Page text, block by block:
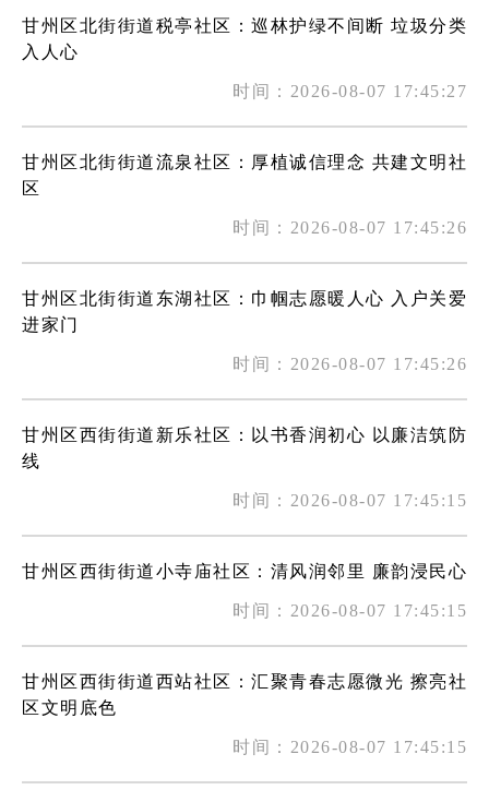
甘州区北街街道税亭社区：巡林护绿不间断 垃圾分类
入人心
时间：2026-08-07 17:45:27
甘州区北街街道流泉社区：厚植诚信理念 共建文明社
区
时间：2026-08-07 17:45:26
甘州区北街街道东湖社区：巾帼志愿暖人心 入户关爱
进家门
时间：2026-08-07 17:45:26
甘州区西街街道新乐社区：以书香润初心 以廉洁筑防
线
时间：2026-08-07 17:45:15
甘州区西街街道小寺庙社区：清风润邻里 廉韵浸民心
时间：2026-08-07 17:45:15
甘州区西街街道西站社区：汇聚青春志愿微光 擦亮社
区文明底色
时间：2026-08-07 17:45:15